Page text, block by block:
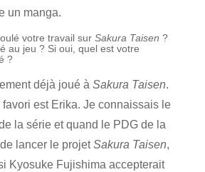
un manga.
votre travail sur Sakura Taisen ?
au jeu ? Si oui, quel est votre
?
déjà joué à Sakura Taisen.
est Erika. Je connaissais le
la série et quand le PDG de la
lancer le projetSakura Taisen,
Kyosuke Fujishima accepterait